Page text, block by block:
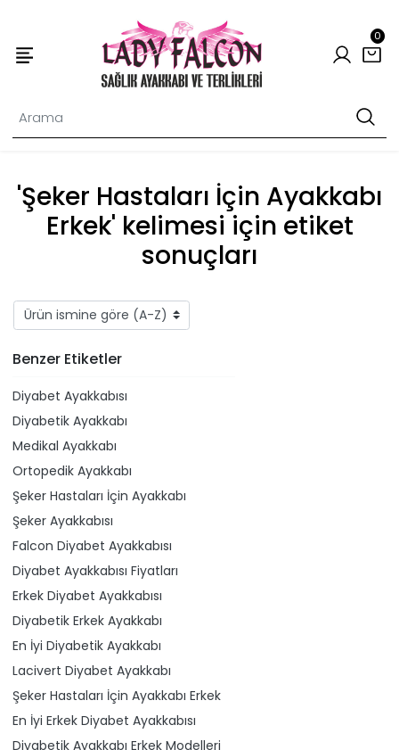
0
'Şeker Hastaları İçin Ayakkabı
Erkek' kelimesi için etiket
sonuçları
Benzer Etiketler
Diyabet Ayakkabısı
Diyabetik Ayakkabı
Medikal Ayakkabı
Ortopedik Ayakkabı
Şeker Hastaları İçin Ayakkabı
Şeker Ayakkabısı
Falcon Diyabet Ayakkabısı
Diyabet Ayakkabısı Fiyatları
Erkek Diyabet Ayakkabısı
Diyabetik Erkek Ayakkabı
En İyi Diyabetik Ayakkabı
Lacivert Diyabet Ayakkabı
Şeker Hastaları İçin Ayakkabı Erkek
En İyi Erkek Diyabet Ayakkabısı
Diyabetik Ayakkabı Erkek Modelleri